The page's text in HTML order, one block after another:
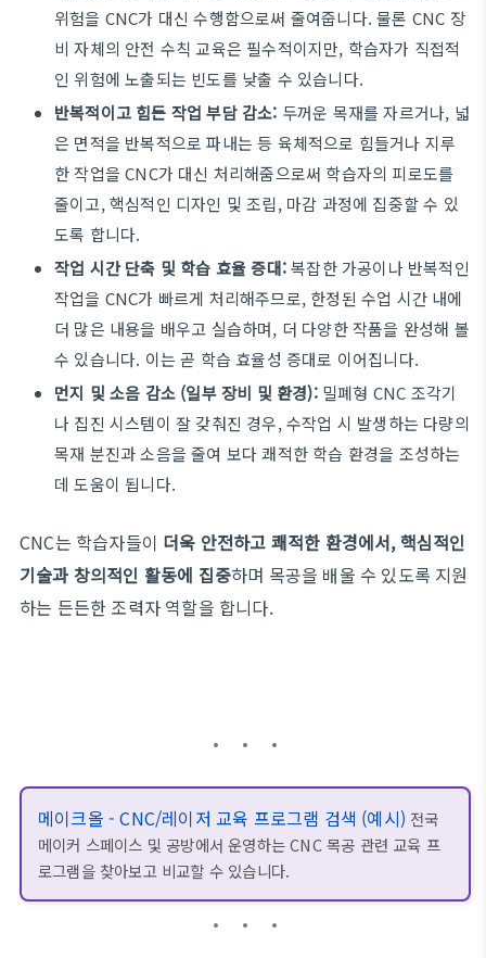
위험을 CNC가 대신 수행함으로써 줄여줍니다. 물론 CNC 장
비 자체의 안전 수칙 교육은 필수적이지만, 학습자가 직접적
인 위험에 노출되는 빈도를 낮출 수 있습니다.
반복적이고 힘든 작업 부담 감소: 두꺼운 목재를 자르거나, 넓
은 면적을 반복적으로 파내는 등 육체적으로 힘들거나 지루
한 작업을 CNC가 대신 처리해줌으로써 학습자의 피로도를
줄이고, 핵심적인 디자인 및 조립, 마감 과정에 집중할 수 있
도록 합니다.
작업 시간 단축 및 학습 효율 증대:복잡한 가공이나 반복적인
작업을 CNC가 빠르게 처리해주므로, 한정된 수업 시간 내에
더 많은 내용을 배우고 실습하며, 더 다양한 작품을 완성해 볼
수 있습니다. 이는 곧 학습 효율성 증대로 이어집니다.
먼지 및 소음 감소 (일부 장비 및 환경):밀폐형 CNC 조각기
나 집진 시스템이 잘 갖춰진 경우, 수작업 시 발생하는 다량의
목재 분진과 소음을 줄여 보다 쾌적한 학습 환경을 조성하는
데 도움이 됩니다.
CNC는 학습자들이 더욱 안전하고 쾌적한 환경에서, 핵심적인
기술과 창의적인 활동에 집중하며 목공을 배울 수 있도록 지원
하는 든든한 조력자 역할을 합니다.
메이크올 - CNC/레이저 교육 프로그램 검색 (예시) 전국
메이커 스페이스 및 공방에서 운영하는 CNC 목공 관련 교육 프
로그램을 찾아보고 비교할 수 있습니다.